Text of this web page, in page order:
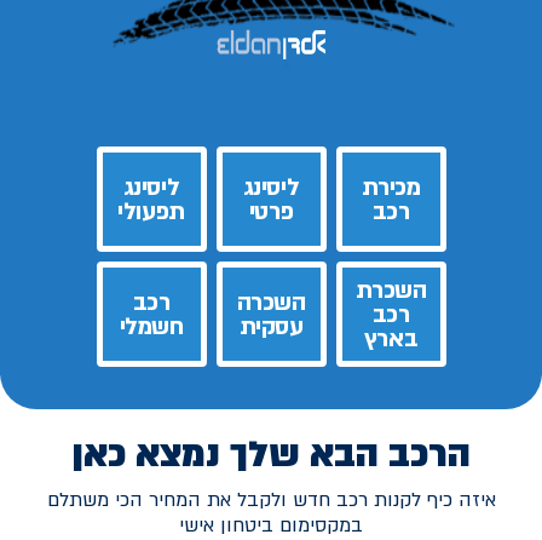
מכירת
רכב
ליסינג
פרטי
ליסינג
תפעולי
השכרת
רכב
בארץ
השכרה
עסקית
רכב
חשמלי
הרכב הבא שלך נמצא כאן
איזה כיף לקנות רכב חדש ולקבל את המחיר הכי משתלם
במקסימום ביטחון אישי